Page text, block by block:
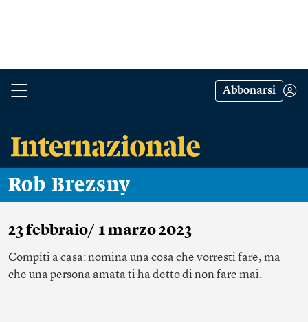
Abbonarsi
Rob Brezsny
23 febbraio/ 1 marzo 2023
Compiti a casa: nomina una cosa che vorresti fare, ma
che una persona amata ti ha detto di non fare mai.